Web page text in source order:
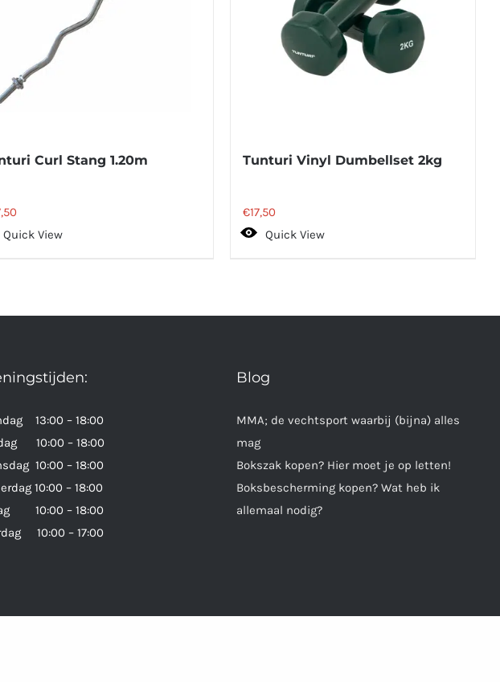
Curl Stang 1.20m
Quick View
Tunturi Vinyl Dumbellset 2kg
€17,50
Quick View
13:00 – 18:00
10:00 – 18:00
10:00 – 18:00
10:00 – 18:00
10:00 – 18:00
10:00 – 17:00
Blog
MMA; de vechtsport waarbij (bijna) alles
mag
Bokszak kopen? Hier moet je op letten!
Boksbescherming kopen? Wat heb ik
allemaal nodig?